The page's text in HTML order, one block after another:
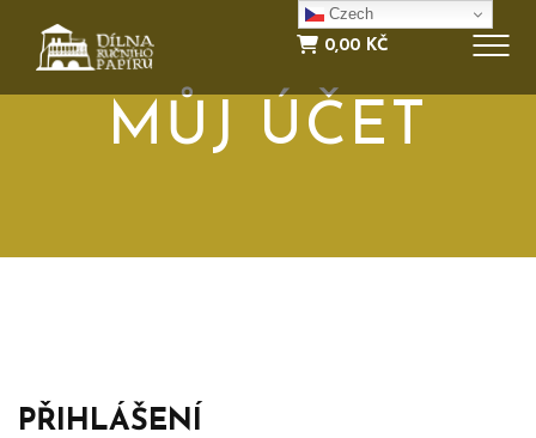
E-SHOP
0,00 KČ
MŮJ ÚČET
PŘIHLÁŠENÍ
Czech